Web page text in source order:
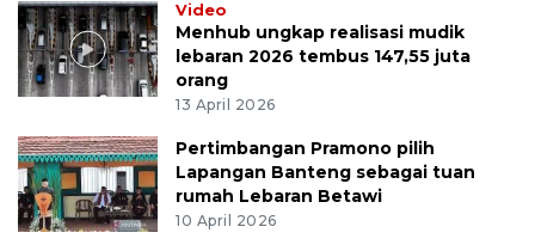
Video
Menhub ungkap realisasi mudik
lebaran 2026 tembus 147,55 juta
orang
13 April 2026
Pertimbangan Pramono pilih
Lapangan Banteng sebagai tuan
rumah Lebaran Betawi
10 April 2026